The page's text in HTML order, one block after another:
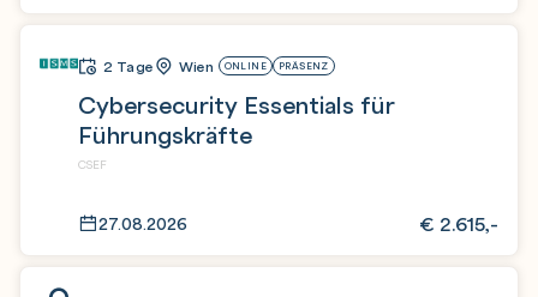
2 Tage Wien ONLINE PRÄSENZ
Cybersecurity Essentials für
Führungskräfte
CSEF
27.08.2026 € 2.615,-